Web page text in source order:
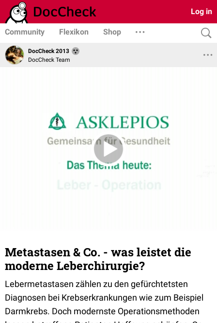
Log in
Community Flexikon Shop
DocCheck 2013
DocCheck Team
Metastasen & Co. - was leistet die
moderne Leberchirurgie?
Lebermetastasen zählen zu den gefürchtetsten
Diagnosen bei Krebserkrankungen wie zum Beispiel
Darmkrebs. Doch modernste Operationsmethoden